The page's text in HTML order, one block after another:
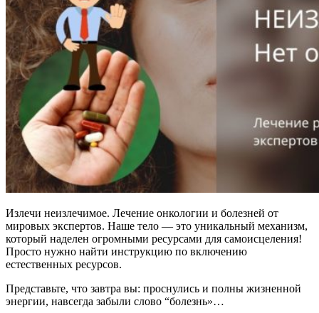
Излечи неизлечимое. Лечение онкологии и болезней от
мировых экспертов. Наше тело — это уникальный механизм,
который наделен огромными ресурсами для самоисцеления!
Просто нужно найти инструкцию по включению
естественных ресурсов.
Представьте, что завтра вы: проснулись и полны жизненной
энергии, навсегда забыли слово “болезнь»…